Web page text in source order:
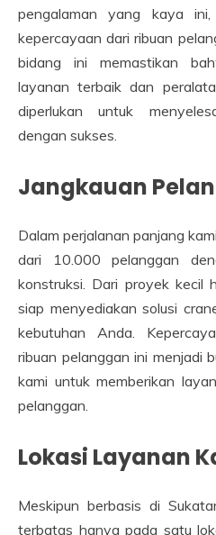
pengalaman yang kaya
kepercayaan dari ribuan
bidang ini memastikan
layanan terbaik dan
diperlukan untuk
dengan sukses.
Jangkauan
Dalam perjalanan panjang
dari 10.000 pelanggan
konstruksi. Dari proyek kecil
siap menyediakan solusi
kebutuhan Anda.
ribuan pelanggan ini menjadi
kami untuk memberikan
pelanggan.
Lokasi Layanan
Meskipun berbasis di
terbatas hanya pada satu